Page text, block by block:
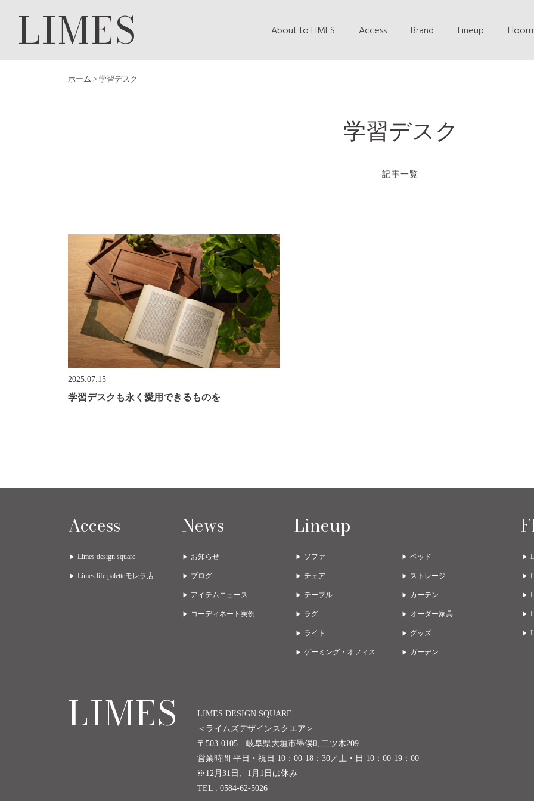
LIMES About to LIMES Access Brand Lineup
ホーム > 学習デスク
学習デスク
記事一覧
2025.07.15
学習デスクも永く愛用できるものを
Access
Limes design square
Limes life paletteモレラ店
News
お知らせ
ブログ
アイテムニュース
コーディネート実例
Lineup
ソファ
チェア
テーブル
ラグ
ライト
ゲーミング・オフィス
ベッド
ストレージ
カーテン
オーダー家具
グッズ
ガーデン
LIMES
LIMES DESIGN SQUARE
＜ライムズデザインスクエア＞
〒503-0105 岐阜県大垣市墨俣町二ツ木209
営業時間 平日・祝日 10：00-18：30／土・日 10：00-19：00
※12月31日、1月1日は休み
TEL : 0584-62-5026